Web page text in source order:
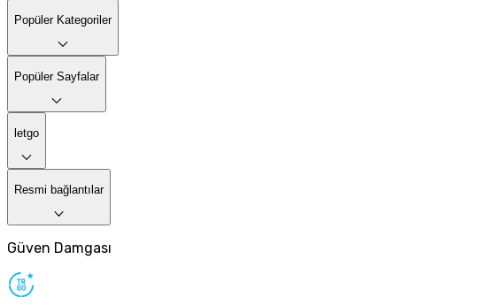
Popüler Kategoriler
Popüler Sayfalar
letgo
Resmi bağlantılar
Güven Damgası